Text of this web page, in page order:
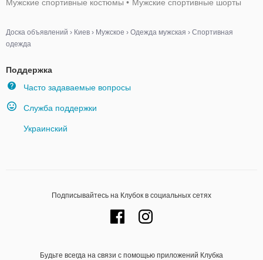
Мужские спортивные костюмы • Мужские спортивные шорты
Доска объявлений › Киев › Мужское › Одежда мужская › Спортивная
одежда
Поддержка
Часто задаваемые вопросы
Служба поддержки
Украинский
Подписывайтесь на Клубок в социальных сетях
Будьте всегда на связи с помощью приложений Клубка